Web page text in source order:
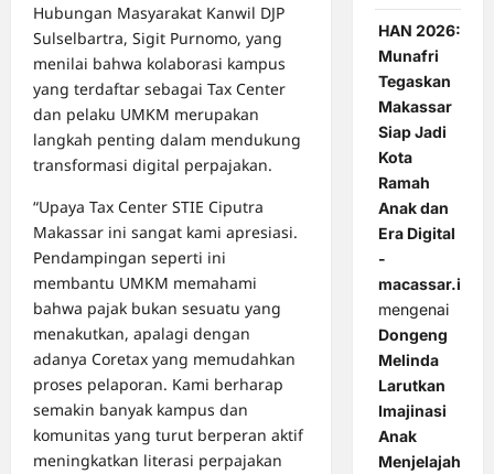
Hubungan Masyarakat Kanwil DJP
Sulselbartra, Sigit Purnomo, yang
menilai bahwa kolaborasi kampus
yang terdaftar sebagai Tax Center
dan pelaku UMKM merupakan
langkah penting dalam mendukung
transformasi digital perpajakan.
“Upaya Tax Center STIE Ciputra
Makassar ini sangat kami apresiasi.
Pendampingan seperti ini
membantu UMKM memahami
bahwa pajak bukan sesuatu yang
menakutkan, apalagi dengan
adanya Coretax yang memudahkan
proses pelaporan. Kami berharap
semakin banyak kampus dan
komunitas yang turut berperan aktif
meningkatkan literasi perpajakan
HAN 2026:
Munafri
Tegaskan
Makassar
Siap Jadi
Kota
Ramah
Anak dan
Era Digital
-
macassar.id
mengenai
Dongeng
Melinda
Larutkan
Imajinasi
Anak
Menjelajah